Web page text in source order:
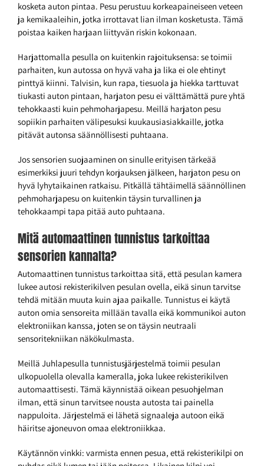
kosketa auton pintaa. Pesu perustuu korkeapaineiseen veteen
ja kemikaaleihin, jotka irrottavat lian ilman kosketusta. Tämä
poistaa kaiken harjaan liittyvän riskin kokonaan.
Harjattomalla pesulla on kuitenkin rajoituksensa: se toimii
parhaiten, kun autossa on hyvä vaha ja lika ei ole ehtinyt
pinttyä kiinni. Talvisin, kun rapa, tiesuola ja hiekka tarttuvat
tiukasti auton pintaan, harjaton pesu ei välttämättä pure yhtä
tehokkaasti kuin pehmoharjapesu. Meillä harjaton pesu
sopiikin parhaiten välipesuksi kuukausiasiakkaille, jotka
pitävät autonsa säännöllisesti puhtaana.
Jos sensorien suojaaminen on sinulle erityisen tärkeää
esimerkiksi juuri tehdyn korjauksen jälkeen, harjaton pesu on
hyvä lyhytaikainen ratkaisu. Pitkällä tähtäimellä säännöllinen
pehmoharjapesu on kuitenkin täysin turvallinen ja
tehokkaampi tapa pitää auto puhtaana.
Mitä automaattinen tunnistus tarkoittaa
sensorien kannalta?
Automaattinen tunnistus tarkoittaa sitä, että pesulan kamera
lukee autosi rekisterikilven pesulan ovella, eikä sinun tarvitse
tehdä mitään muuta kuin ajaa paikalle. Tunnistus ei käytä
auton omia sensoreita millään tavalla eikä kommunikoi auton
elektroniikan kanssa, joten se on täysin neutraali
sensoritekniikan näkökulmasta.
Meillä Juhlapesulla tunnistusjärjestelmä toimii pesulan
ulkopuolella olevalla kameralla, joka lukee rekisterikilven
automaattisesti. Tämä käynnistää oikean pesuohjelman
ilman, että sinun tarvitsee nousta autosta tai painella
nappuloita. Järjestelmä ei lähetä signaaleja autoon eikä
häiritse ajoneuvon omaa elektroniikkaa.
Käytännön vinkki: varmista ennen pesua, että rekisterikilpi on